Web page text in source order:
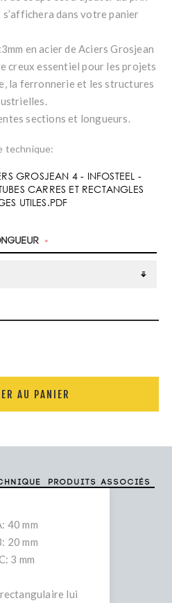
dans votre panier
en acier de Aciers Grosjean
creux essentiel pour les projets
la ferronnerie et les structures
sections et longueurs.
technique:
GROSJEAN 4 - INFOSTEEL -
CARRES ET RECTANGLES
UTILES.PDF
*
AU PANIER
Produits associés
40 mm
20 mm
3 mm
lui